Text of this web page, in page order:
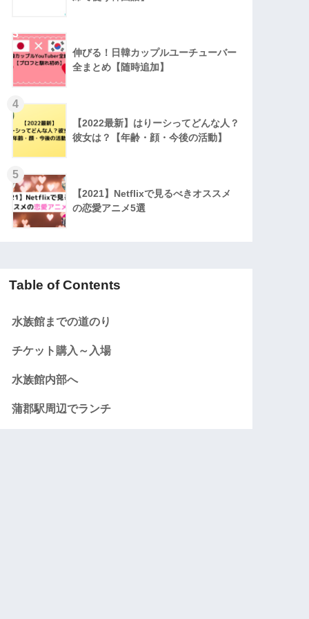
3
伸びる！日韓カップルユーチューバー
全まとめ【随時追加】
4
【2022最新】はりーシってどんな人？
彼女は？【年齢・顔・今後の活動】
5
【2021】Netflixで見るべきオススメ
の恋愛アニメ5選
Table of Contents
水族館までの道のり
チケット購入～入場
水族館内部へ
蒲郡駅周辺でランチ